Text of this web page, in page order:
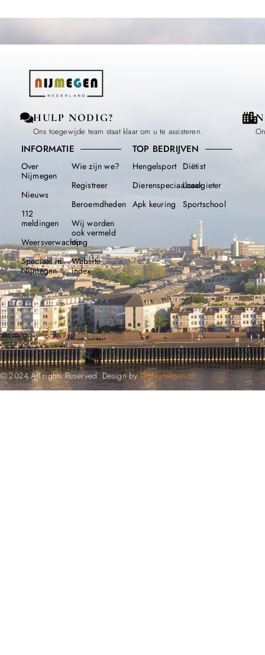
HULP NODIG?
Ons toegewijde team staat klaar om u te assisteren.
INFORMATIE
Over
Nijmegen
Nieuws
112
meldingen
Weersverwachting
Speciaal in
Nijmegen
Wie zijn we?
Registreer
Beroemdheden​
Wij worden
ook vermeld
op
Website
index
TOP BEDRIJVEN
Hengelsport
Dierenspeciaalzaak
Apk keuring
Diëtist
Loodgieter
Sportschool
© 2024 All rights Reserved. Design byGoNijmegen.nl